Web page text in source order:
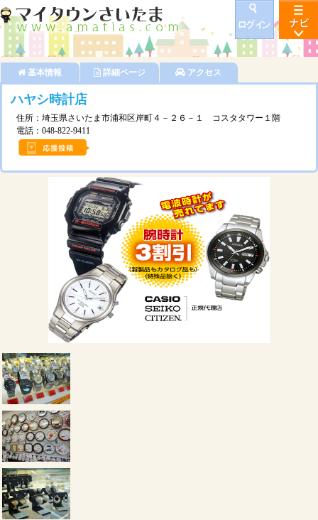
基本情報 詳細ページ アクセス
ハヤシ時計店
住所：埼玉県さいたま市浦和区岸町４－２６－１ コスタタワー１階
電話：048-822-9411